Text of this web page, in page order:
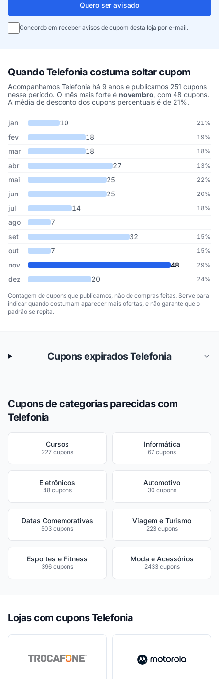
Quero ser avisado
Concordo em receber avisos de cupom desta loja por e-mail.
Quando Telefonia costuma soltar cupom
Acompanhamos Telefonia há 9 anos e publicamos 251 cupons
nesse período. O mês mais forte é novembro, com 48 cupons.
A média de desconto dos cupons percentuais é de 21%.
Cupons de Telefonia publicados por mês, somando os últimos 9
Mês Cupons publicados
jan 10 21%
fev 18 19%
mar 18 18%
abr 27 13%
mai 25 22%
jun 25 20%
jul 14 18%
ago
7
set
32 15%
out 7 15%
nov 48 29%
dez 20 24%
Contagem de cupons que publicamos, não de compras feitas. Serve para
indicar quando costumam aparecer mais ofertas, e não garante que o
padrão se repita.
Cupons expirados Telefonia
Cupons de categorias parecidas com
Telefonia
Cursos
227 cupons
Informática
67 cupons
Eletrônicos
48 cupons
Automotivo
30 cupons
Datas Comemorativas
503 cupons
Viagem e Turismo
223 cupons
Esportes e Fitness
396 cupons
Moda e Acessórios
2433 cupons
Lojas com cupons Telefonia